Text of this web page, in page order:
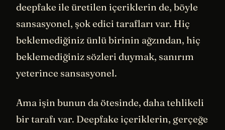
deepfake ile üretilen içeriklerin de, böyle
sansasyonel, şok edici tarafları var. Hiç
beklemediğiniz ünlü birinin ağzından, hiç
beklemediğiniz sözleri duymak, sanırım
yeterince sansasyonel.
Ama işin bunun da ötesinde, daha tehlikeli
bir tarafı var. Deepfake içeriklerin, gerçeğe